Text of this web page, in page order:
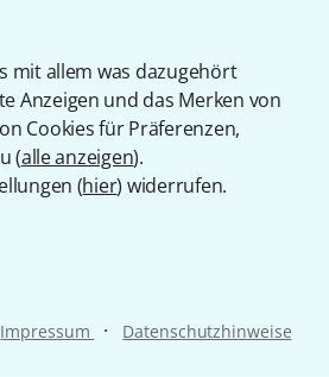
mit allem was dazugehört
Anzeigen und das Merken von
Cookies für Präferenzen,
(alle anzeigen).
(hier) widerrufen.
Impressum · Datenschutzhinweise